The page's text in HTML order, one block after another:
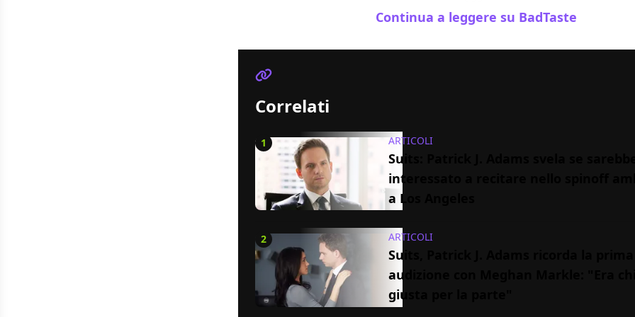
Continua a leggere su BadTaste
Correlati
1 ARTICOLI
Suits: Patrick J. Adams svela se sarebbe
interessato a recitare nello spinoff
a Los Angeles
2 ARTICOLI
Suits, Patrick J. Adams ricorda la prima
audizione con Meghan Markle: "Era
giusta per la parte"